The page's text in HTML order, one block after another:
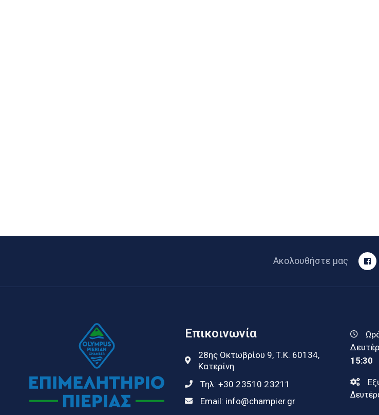
Ακολουθήστε μας
Επικοινωνία
28ης Οκτωβρίου 9, Τ.Κ. 60134,
Κατερίνη
Τηλ: +30 23510 23211
Email: info@champier.gr
15:30